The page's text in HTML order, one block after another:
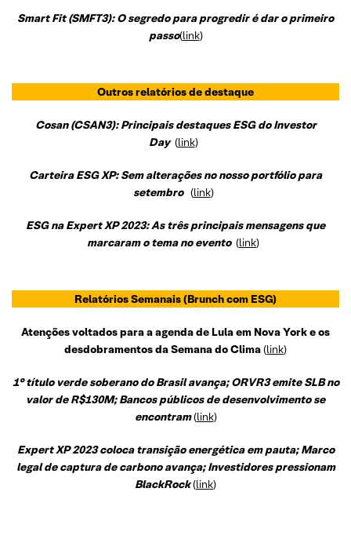
Smart Fit (SMFT3): O segredo para progredir é dar o primeiro
passo(link)
Outros relatórios de destaque
Cosan (CSAN3): Principais destaques ESG do Investor
Day (link)
Carteira ESG XP: Sem alterações no nosso portfólio para
setembro (link)
ESG na Expert XP 2023: As três principais mensagens que
marcaram o tema no evento (link)
Relatórios Semanais(Brunch com ESG)
Atenções voltados para a agenda de Lula em Nova York e os
desdobramentos da Semana do Clima(link)
1° título verde soberano do Brasil avança; ORVR3 emite SLB no
valor de R$130M; Bancos públicos de desenvolvimento se
encontram(link)
Expert XP 2023 coloca transição energética em pauta; Marco
legal de captura de carbono avança; Investidores pressionam
BlackRock(link)